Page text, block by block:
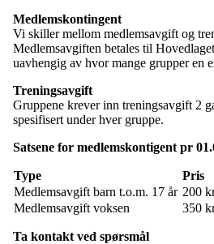
Medlemskontingent
Vi skiller mellom medlemsavgift og
Medlemsavgiften betales til
uavhengig av hvor mange grupper en
Treningsavgift
Gruppene krever inn treningsavgift 2
spesifisert under hver gruppe.
Satsene for medlemskontigent pr
Type
Pris
Medlemsavgift barn t.o.m. 17 år 200
Medlemsavgift voksen
350
Ta kontakt ved spørsmål